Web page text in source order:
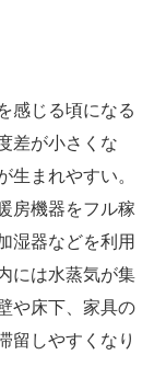
感じる頃になる
差が小さくな
生まれやすい。
房機器をフル稼
湿器などを利用
には水蒸気が集
や床下、家具の
留しやすくなり